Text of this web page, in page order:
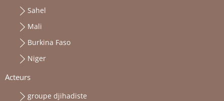
Sahel
Mali
Burkina Faso
Niger
Acteurs
groupe djihadiste